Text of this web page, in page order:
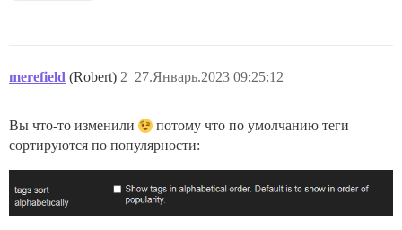
merefield (Robert) 27.Январь.2023 09:25:12
2
Вы что-то изменили
потому что по умолчанию теги
сортируются по популярности: